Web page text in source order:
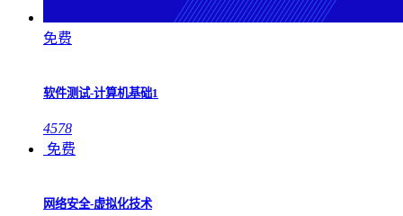
免费
软件测试-计算机基础1
4578
免费
网络安全-虚拟化技术